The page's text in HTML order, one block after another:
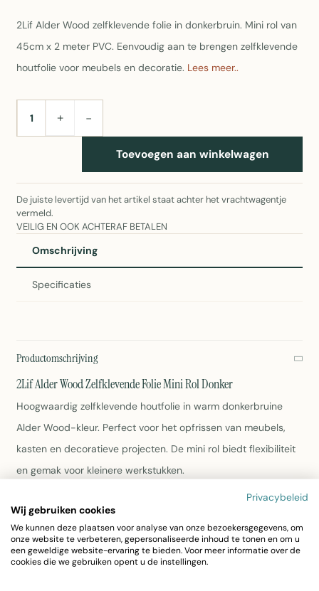
2Lif Alder Wood zelfklevende folie in donkerbruin. Mini rol van
45cm x 2 meter PVC. Eenvoudig aan te brengen zelfklevende
houtfolie voor meubels en decoratie. Lees meer..
AANTAL+ −
Toevoegen aan winkelwagen
De juiste levertijd van het artikel staat achter het vrachtwagentje
vermeld.
VEILIG EN OOK ACHTERAF BETALEN
Omschrijving
Specificaties
Productomschrijving
2Lif Alder Wood Zelfklevende Folie Mini Rol Donker
Hoogwaardig zelfklevende houtfolie in warm donkerbruine
Alder Wood-kleur. Perfect voor het opfrissen van meubels,
kasten en decoratieve projecten. De mini rol biedt flexibiliteit
en gemak voor kleinere werkstukken.
Afmetingen: 45cm x 2 meter
Materiaal: Duurzaam PVC
Kleur: Natuurlijk bruin
Eenvoudig zelfklevend systeem
Privacybeleid
Wij gebruiken cookies
We kunnen deze plaatsen voor analyse van onze bezoekersgegevens, om
onze website te verbeteren, gepersonaliseerde inhoud te tonen en om u
een geweldige website-ervaring te bieden. Voor meer informatie over de
cookies die we gebruiken opent u de instellingen.